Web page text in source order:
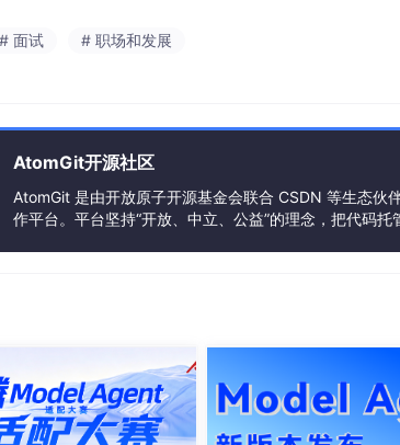
协议：
属于高风险的强传染性地雷区，没有
执行标准的大厂内网“三步合规引入控制
件但业务强需时，绝对不要在个人手机或内网私
官方申请）：
并对齐，等待技术专家和法务团队给出官方的
沙箱解耦）：若必须使用某些敏感协议代码，需
（RPC）接口进行架构层面的彻底隔离，严禁将
# 面试 # 职场和发展
AtomGit开源社区
AtomGit 是由开放原子开源基金会联合 CSDN 等生态伙
作平台。平台坚持“开放、中立、公益”的理念，把代码